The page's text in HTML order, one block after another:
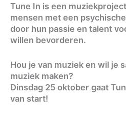
Tune In is een
mensen met een
door hun passie en talent
willen bevorderen.
Hou je van muziek en wil je
muziek maken?
Dinsdag 25 oktober gaat
van start!